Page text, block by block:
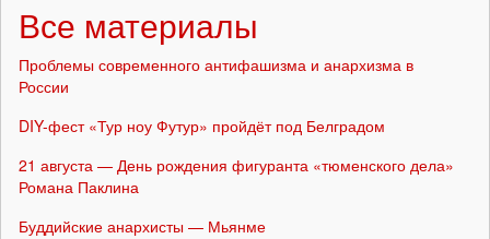
Все материалы
Проблемы современного антифашизма и анархизма в
России
DIY-фест «Тур ноу Футур» пройдёт под Белградом
21 августа — День рождения фигуранта «тюменского дела»
Романа Паклина
Буддийские анархисты — Мьянме